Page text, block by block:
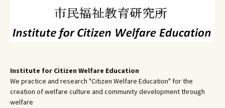
Institute for Citizen Welfare Education
We practice and research "Citizen Welfare Education" for the
creation of welfare culture and community development through
welfare